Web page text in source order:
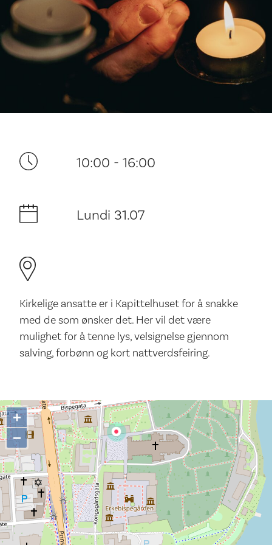
Ditt besøk
Musikk
Historie og arkitektur
10:00 - 16:00
Lundi 31.07
Kirkelige ansatte er i Kapittelhuset for å snakke
med de som ønsker det. Her vil det være
mulighet for å tenne lys, velsignelse gjennom
salving, forbønn og kort nattverdsfeiring.
+
−